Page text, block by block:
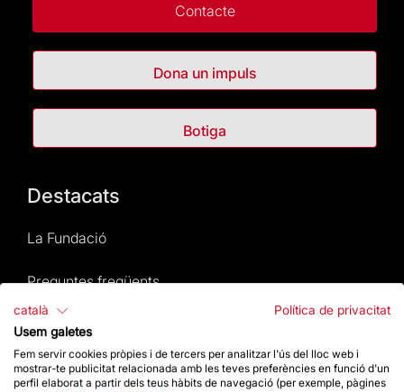
Contacte
Dona un impuls
Botiga
Destacats
La Fundació
Preguntes freqüents
Atenció al Visitant
Normativa i condicions de compra
català
Política de privacitat
Usem galetes
Fem servir cookies pròpies i de tercers per analitzar l'ús del lloc web i
mostrar-te publicitat relacionada amb les teves preferències en funció d'un
perfil elaborat a partir dels teus hàbits de navegació (per exemple, pàgines